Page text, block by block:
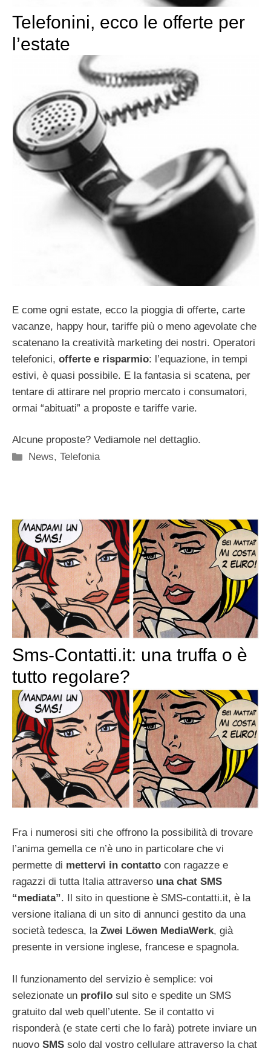
Telefonini, ecco le offerte per
l’estate
E come ogni estate, ecco la pioggia di offerte, carte
vacanze, happy hour, tariffe più o meno agevolate che
scatenano la creatività marketing dei nostri. Operatori
telefonici, offerte e risparmio: l’equazione, in tempi
estivi, è quasi possibile. E la fantasia si scatena, per
tentare di attirare nel proprio mercato i consumatori,
ormai “abituati” a proposte e tariffe varie.
Alcune proposte? Vediamole nel dettaglio.
Categorie
News,Telefonia
Sms-Contatti.it: una truffa o è
tutto regolare?
Fra i numerosi siti che offrono la possibilità di trovare
l’anima gemella ce n’è uno in particolare che vi
permette di mettervi in contatto con ragazze e
ragazzi di tutta Italia attraverso una chat SMS
“mediata”. Il sito in questione è SMS-contatti.it, è la
versione italiana di un sito di annunci gestito da una
società tedesca, la Zwei Löwen MediaWerk, già
presente in versione inglese, francese e spagnola.
Il funzionamento del servizio è semplice: voi
selezionate un profilo sul sito e spedite un SMS
gratuito dal web quell’utente. Se il contatto vi
risponderà (e state certi che lo farà) potrete inviare un
nuovo SMS solo dal vostro cellulare attraverso la chat